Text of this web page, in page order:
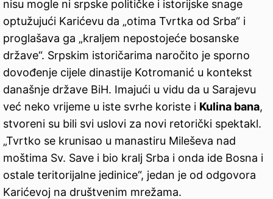
nisu mogle ni srpske političke i istorijske snage
optužujući Karićevu da „otima Tvrtka od Srba“ i
proglašava ga „kraljem nepostojeće bosanske
države“. Srpskim istoričarima naročito je sporno
dovođenje cijele dinastije Kotromanić u kontekst
današnje države BiH. Imajući u vidu da u Sarajevu
već neko vrijeme u iste svrhe koriste i Kulina bana,
stvoreni su bili svi uslovi za novi retorički spektakl.
„Tvrtko se krunisao u manastiru Mileševa nad
moštima Sv. Save i bio kralj Srba i onda ide Bosna i
ostale teritorijalne jedinice“, jedan je od odgovora
Karićevoj na društvenim mrežama.